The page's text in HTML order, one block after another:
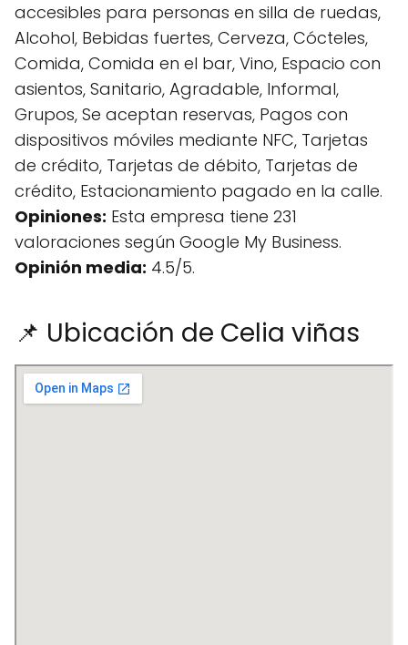
accesibles para personas en silla de ruedas,
Alcohol, Bebidas fuertes, Cerveza, Cócteles,
Comida, Comida en el bar, Vino, Espacio con
asientos, Sanitario, Agradable, Informal,
Grupos, Se aceptan reservas, Pagos con
dispositivos móviles mediante NFC, Tarjetas
de crédito, Tarjetas de débito, Tarjetas de
crédito, Estacionamiento pagado en la calle.
Opiniones: Esta empresa tiene 231
valoraciones según Google My Business.
Opinión media: 4.5/5.
📌 Ubicación de Celia viñas